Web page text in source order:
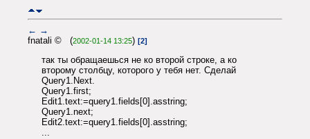
← →
fnatali © (2002-01-14 13:25) [2]
так ты обращаешься не ко второй строке, а ко
второму столбцу, которого у тебя нет. Сделай
Query1.Next.
Query1.first;
Edit1.text:=query1.fields[0].asstring;
Query1.next;
Edit2.text:=query1.fields[0].asstring;
...